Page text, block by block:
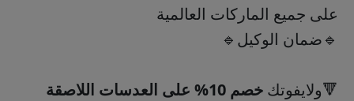
على جميع الماركات العالمية
🔹ضمان الوكيل🔹
🔻ولايفوتك خصم 10% على العدسات اللاصقة